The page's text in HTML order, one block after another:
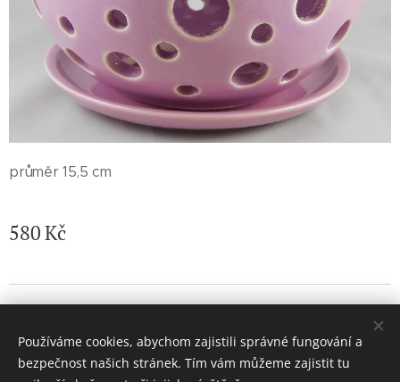
průměr 15,5 cm
580Kč
Vytvořeno službouWebnode Cookies
Používáme cookies, abychom zajistili správné fungování a
bezpečnost našich stránek. Tím vám můžeme zajistit tu